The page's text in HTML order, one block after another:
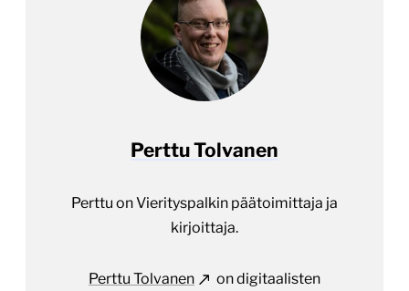
Perttu Tolvanen
Perttu on Vierityspalkin päätoimittaja ja
kirjoittaja.
Perttu Tolvanen
on digitaalisten